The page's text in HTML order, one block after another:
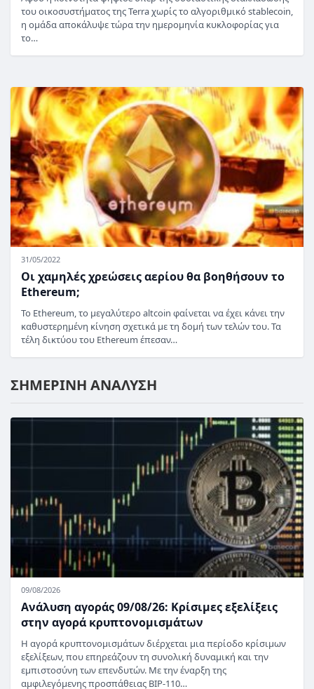
του οικοσυστήματος της Terra χωρίς το αλγοριθμικό stablecoin,
η ομάδα αποκάλυψε τώρα την ημερομηνία κυκλοφορίας για
το…
31/05/2022
Οι χαμηλές χρεώσεις αερίου θα βοηθήσουν το
Ethereum;
Το Ethereum, το μεγαλύτερο altcoin φαίνεται να έχει κάνει την
καθυστερημένη κίνηση σχετικά με τη δομή των τελών του. Τα
τέλη δικτύου του Ethereum έπεσαν…
ΣΗΜΕΡΙΝΗ ΑΝΑΛΥΣΗ
09/08/2026
Ανάλυση αγοράς 09/08/26: Κρίσιμες εξελίξεις
στην αγορά κρυπτονομισμάτων
Η αγορά κρυπτονομισμάτων διέρχεται μια περίοδο κρίσιμων
εξελίξεων, που επηρεάζουν τη συνολική δυναμική και την
εμπιστοσύνη των επενδυτών. Με την έναρξη της
αμφιλεγόμενης προσπάθειας BIP-110…